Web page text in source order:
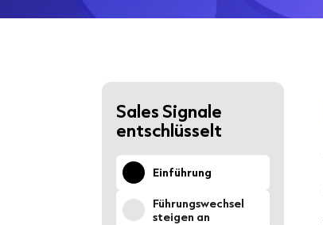
Sales Signale
entschlüsselt
Einführung
Führungswechsel
steigen an